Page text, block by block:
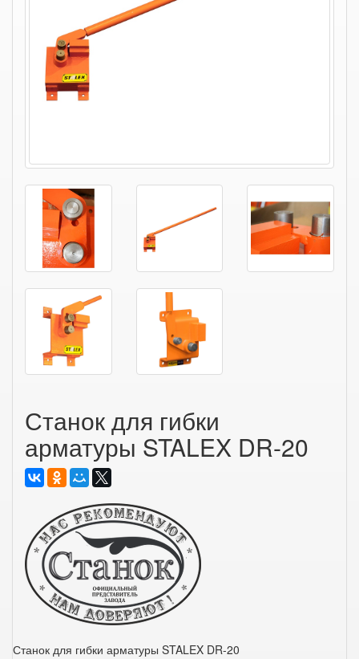
Станок для гибки
арматуры STALEX DR-20
Станок для гибки арматуры STALEX DR-20